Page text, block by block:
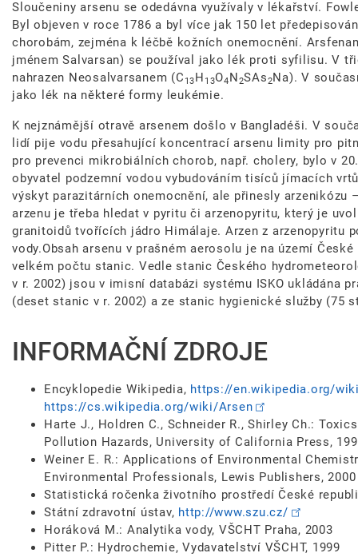
Sloučeniny arsenu se odedávna využívaly v lékařství.
Byl objeven v roce 1786 a byl více jak 150 let
chorobám, zejména k léčbě kožních onemocnění.
jménem Salvarsan) se používal jako lék proti syfilisu. V
nahrazen Neosalvarsanem (C 13 H 13O4 N 2SAs2Na). V
jako lék na některé formy leukémie.
K nejznámější otravě arsenem došlo v Bangladéši. V
lidí pije vodu přesahující koncentrací arsenu limity pro
pro prevenci mikrobiálních chorob, např. cholery, bylo v
obyvatel podzemní vodou vybudováním tisíců jímacích
výskyt parazitárních onemocnění, ale přinesly arzenikózu
arzenu je třeba hledat v pyritu či arzenopyritu, který je
granitoidů tvořících jádro Himálaje. Arzen z arzenopyritu
vody.Obsah arsenu v prašném aerosolu je na území
velkém počtu stanic. Vedle stanic Českého
v r. 2002) jsou v imisní databázi systému ISKO ukládána
(deset stanic v r. 2002) a ze stanic hygienické služby (75
INFORMAČNÍ ZDROJE
Encyklopedie Wikipedia, https://en.wikipedia.org/
https://cs.wikipedia.org/wiki/Arsen
Harte J., Holdren C., Schneider R., Shirley Ch.:
Pollution Hazards, University of California Press,
Weiner E. R.: Applications of Environmental
Environmental Professionals, Lewis Publishers, 2000
Statistická ročenka životního prostředí České
Státní zdravotní ústav, http://www.szu.cz/
Horáková M.: Analytika vody, VŠCHT Praha, 2003
Pitter P.: Hydrochemie, Vydavatelství VŠCHT, 1999